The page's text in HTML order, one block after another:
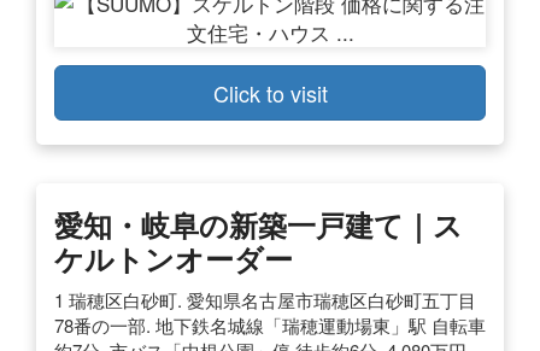
Click to visit
愛知・岐阜の新築一戸建て｜ス
ケルトンオーダー
1 瑞穂区白砂町. 愛知県名古屋市瑞穂区白砂町五丁目
78番の一部. 地下鉄名城線「瑞穂運動場東」駅 自転車